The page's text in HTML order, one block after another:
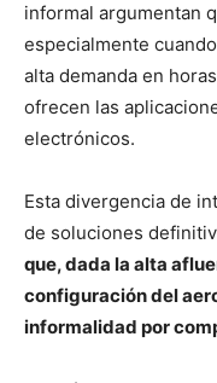
informal argumentan
especialmente
alta demanda en
ofrecen las
electrónicos.
Esta divergencia de
de soluciones
que, dada la alta
configuración del
informalidad por